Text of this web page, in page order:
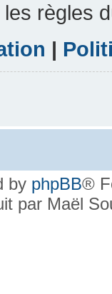
règles
|
by phpBB®
par Maël